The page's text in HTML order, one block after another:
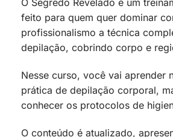
O Segredo Revelado é um
feito para quem quer dominar
profissionalismo a técnica
depilação, cobrindo corpo e
Nesse curso, você vai aprender
prática de depilação corporal,
conhecer os protocolos de
O conteúdo é atualizado,